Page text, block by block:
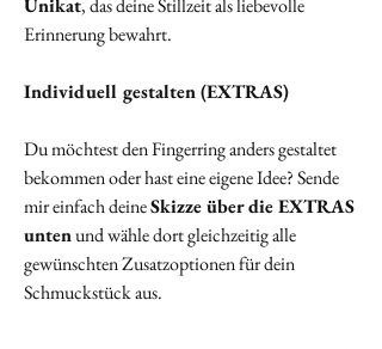
Unikat, das deine Stillzeit als liebevolle
Erinnerung bewahrt.
Individuell gestalten (EXTRAS)
Du möchtest den Fingerring anders gestaltet
bekommen oder hast eine eigene Idee? Sende
mir einfach deineSkizze über die EXTRAS
untenund wähle dort gleichzeitig alle
gewünschten Zusatzoptionen für dein
Schmuckstück aus.